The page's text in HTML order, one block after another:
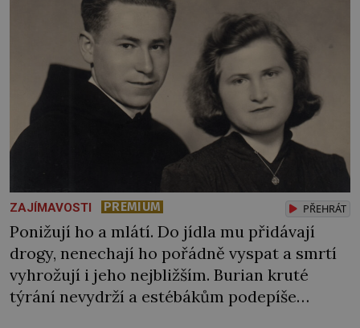
ZAJÍMAVOSTI PREMIUM PŘEHRÁT
Ponižují ho a mlátí. Do jídla mu přidávají
drogy, nenechají ho pořádně vyspat a smrtí
vyhrožují i jeho nejbližším. Burian kruté
týrání nevydrží a estébákům podepíše